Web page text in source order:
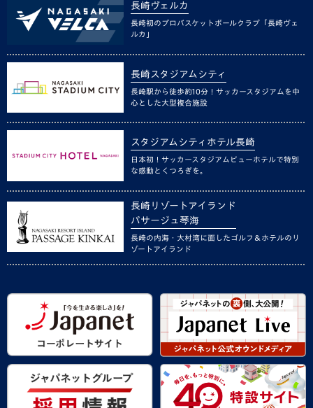
長崎ヴェルカ
長崎初のプロバスケットボールクラブ「長崎ヴェ
ルカ」
長崎スタジアムシティ
長崎駅から徒歩約10分！サッカースタジアムを中
心とした大型複合施設
スタジアムシティホテル長崎
日本初！サッカースタジアムビューホテルで特別
な感動とくつろぎを。
長崎リゾートアイランド
パサージュ琴海
長崎の内海・大村湾に面したゴルフ＆ホテルのリ
ゾートアイランド